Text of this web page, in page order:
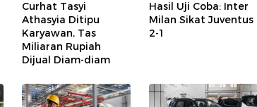
Curhat Tasyi
Athasyia Ditipu
Karyawan, Tas
Miliaran Rupiah
Dijual Diam-diam
Hasil Uji Coba: Inter
Milan Sikat Juventus
2-1